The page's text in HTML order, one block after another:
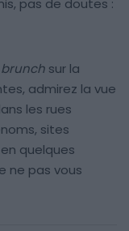
brunch sur la
admirez la vue
les rues
sites
quelques
ne pas vous